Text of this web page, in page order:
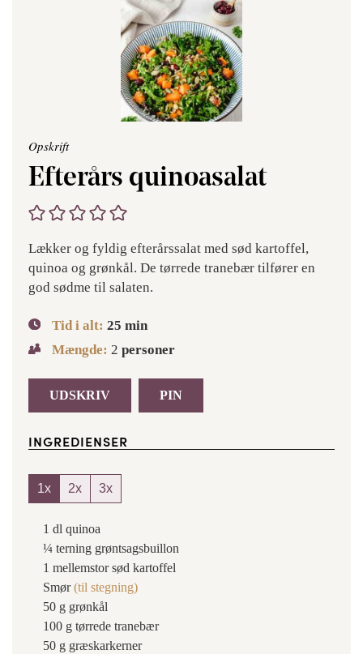
Opskrift
Efterårs quinoasalat
Lækker og fyldig efterårssalat med sød kartoffel,
quinoa og grønkål. De tørrede tranebær tilfører en
god sødme til salaten.
Tid i alt: 25 min
Mængde: 2 personer
UDSKRIV PIN
INGREDIENSER
1x 2x 3x
1 dl quinoa
¼ terning grøntsagsbuillon
1 mellemstor sød kartoffel
Smør (til stegning)
50 g grønkål
100 g tørrede tranebær
50 g græskarkerner